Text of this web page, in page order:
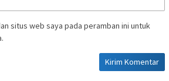
situs web saya pada peramban ini untuk